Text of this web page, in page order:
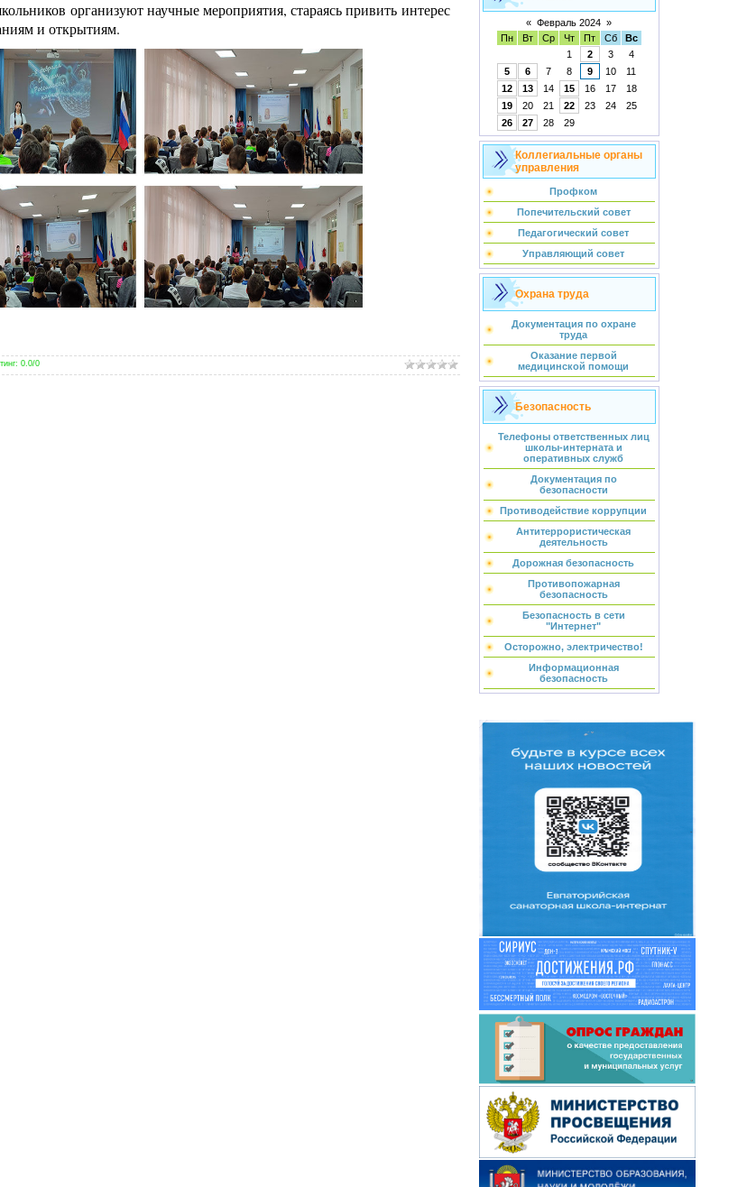
организуют научные мероприятия, стараясь привить интерес
и открытиям.
: 0.0/0
« Февраль 2024 »
Пн
Вт Ср Чт Пт Сб
Вс
1
2 3
4
5
6 7 8 9 10
11
12
13 14 15 16 17
18
19
20 21 22 23 24
25
26
27 28 29
Коллегиальные органы
управления
Профком
Попечительский совет
Педагогический совет
Управляющий совет
Охрана труда
Документация по охране
труда
Оказание первой
медицинской помощи
Безопасность
Телефоны ответственных лиц
школы-интерната и
оперативных служб
Документация по
безопасности
Противодействие коррупции
Антитеррористическая
деятельность
Дорожная безопасность
Противопожарная
безопасность
Безопасность в сети
"Интернет"
Осторожно, электричество!
Информационная
безопасность